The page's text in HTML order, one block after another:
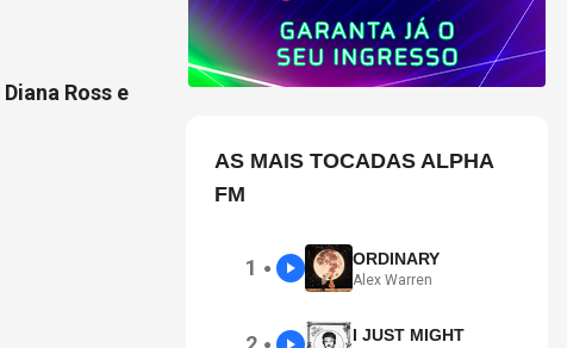
Diana Ross e
AS MAIS TOCADAS ALPHA
FM
1 ● ORDINARY
Alex Warren
● I JUST MIGHT